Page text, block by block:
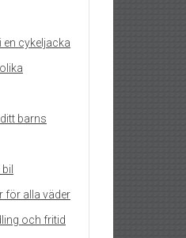
en cykeljacka
barns
för alla väder
och fritid